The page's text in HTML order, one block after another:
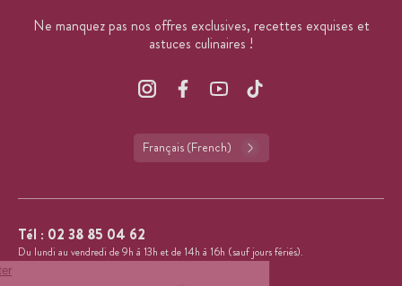
Ne manquez pas nos offres exclusives, recettes exquises et
astuces culinaires !
Français (French)
Tél : 02 38 85 04 62
Du lundi au vendredi de 9h à 13h et de 14h à 16h (sauf jours fériés).